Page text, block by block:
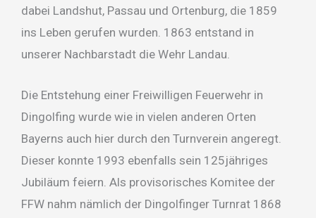
dabei Landshut, Passau und Ortenburg, die 1859
ins Leben gerufen wurden. 1863 entstand in
unserer Nachbarstadt die Wehr Landau.
Die Entstehung einer Freiwilligen Feuerwehr in
Dingolfing wurde wie in vielen anderen Orten
Bayerns auch hier durch den Turnverein angeregt.
Dieser konnte 1993 ebenfalls sein 125jähriges
Jubiläum feiern. Als provisorisches Komitee der
FFW nahm nämlich der Dingolfinger Turnrat 1868